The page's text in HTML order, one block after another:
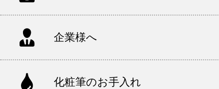
企業様へ
化粧筆のお手入れ